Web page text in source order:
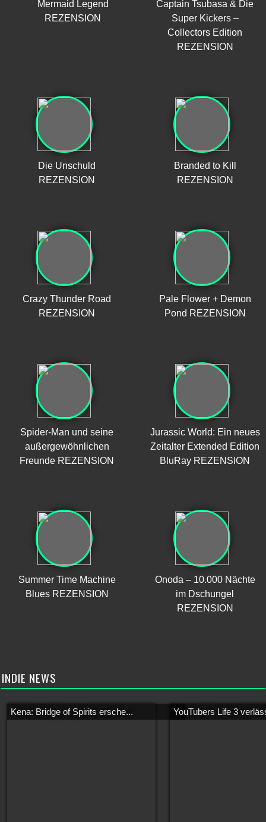
Mermaid Legend
REZENSION
Captain Tsubasa & Die
Super Kickers –
Collectors Edition
REZENSION
Die Unschuld
REZENSION
Branded to Kill
REZENSION
Crazy Thunder Road
REZENSION
Pale Flower + Demon
Pond REZENSION
Spider-Man und seine
außergewöhnlichen
Freunde REZENSION
Jurassic World: Ein neues
Zeitalter Extended Edition
BluRay REZENSION
Summer Time Machine
Blues REZENSION
Onoda – 10.000 Nächte
im Dschungel
REZENSION
INDIE NEWS
Kena: Bridge of Spirits ersche... YouTubers Life 3